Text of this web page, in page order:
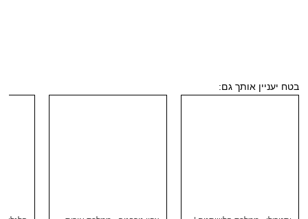
בטח יעניין אותך גם: